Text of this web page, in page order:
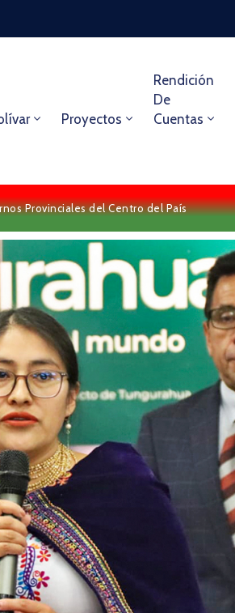
Proyectos
Rendición
De
Cuentas
Provinciales del Centro del País